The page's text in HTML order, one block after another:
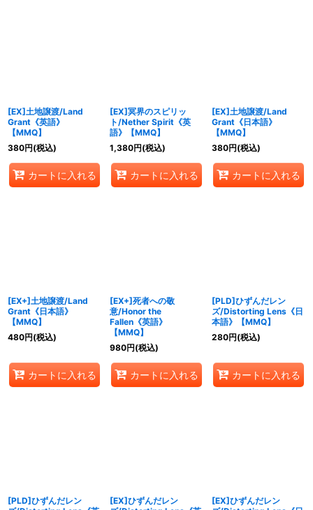
[EX]土地譲渡/Land
Grant《英語》
【MMQ】
380円(税込)
カートに入れる
[EX]冥界のスピリッ
ト/Nether Spirit《英
語》【MMQ】
1,380円(税込)
カートに入れる
[EX]土地譲渡/Land
Grant《日本語》
【MMQ】
380円(税込)
カートに入れる
[EX+]土地譲渡/Land
Grant《日本語》
【MMQ】
480円(税込)
カートに入れる
[EX+]死者への敬
意/Honor the
Fallen《英語》
【MMQ】
980円(税込)
カートに入れる
[PLD]ひずんだレン
ズ/Distorting Lens《日
本語》【MMQ】
280円(税込)
カートに入れる
[PLD]ひずんだレン
[EX]ひずんだレン
[EX]ひずんだレン